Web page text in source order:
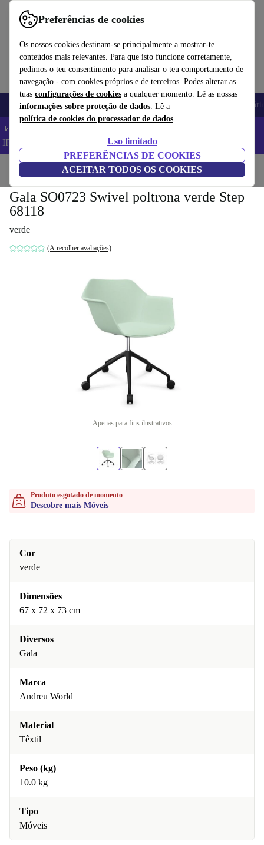
Preferências de cookies
Os nossos cookies destinam-se principalmente a mostrar-te
conteúdos mais relevantes. Para que isto funcione corretamente,
pedimos o teu consentimento para analisar o teu comportamento de
navegação - com cookies próprios e de terceiros. Podes alterar as
tuas configurações de cookies a qualquer momento. Lê as nossas
informações sobre proteção de dados. Lê a
política de cookies do processador de dados.
Uso limitado
PREFERÊNCIAS DE COOKIES
ACEITAR TODOS OS COOKIES
Use o refurbed de forma rápida e fácil
Telemóveis Computadores Portáteis Tablets
📱 Poupa 5% EXTRA em todos os iPhones – Código:
IPHONEDEAL –
Início Casa Móveis
Gala SO0723 Swivel poltrona verde Step
68118
verde
(A recolher avaliações)
Apenas para fins ilustrativos
Produto esgotado de momento
Descobre mais Móveis
Cor
verde
Dimensões
67 x 72 x 73 cm
Diversos
Gala
Marca
Andreu World
Material
Têxtil
Peso (kg)
10.0 kg
Tipo
Móveis